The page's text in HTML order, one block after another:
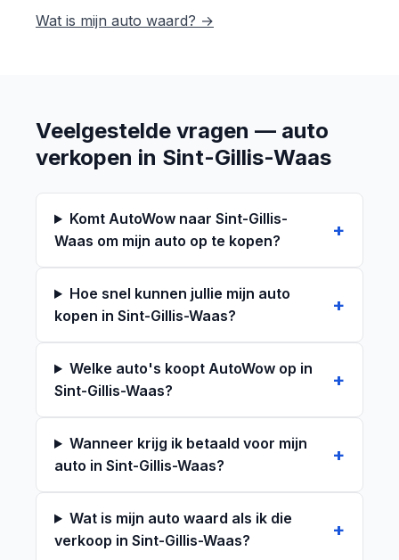
Wat is mijn auto waard? →
Veelgestelde vragen — auto
verkopen in Sint-Gillis-Waas
Komt AutoWow naar Sint-Gillis-
Waas om mijn auto op te kopen?
Hoe snel kunnen jullie mijn auto
kopen in Sint-Gillis-Waas?
Welke auto's koopt AutoWow op in
Sint-Gillis-Waas?
Wanneer krijg ik betaald voor mijn
auto in Sint-Gillis-Waas?
Wat is mijn auto waard als ik die
verkoop in Sint-Gillis-Waas?